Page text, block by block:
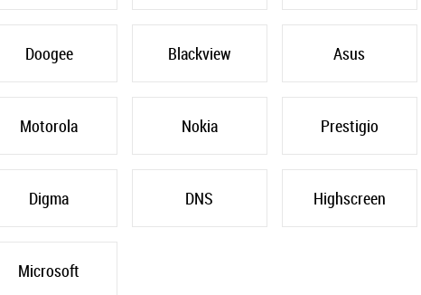
Doogee Blackview Asus
Motorola Nokia Prestigio
Digma DNS Highscreen
Microsoft